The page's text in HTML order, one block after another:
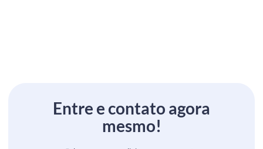
Entre e contato agora
mesmo!